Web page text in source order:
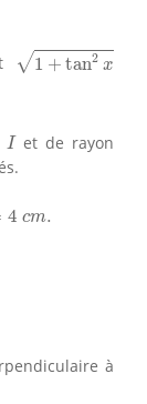
√1 + tan2 x
+tan2x
I
Iet de rayon
4 cm.
m.
à